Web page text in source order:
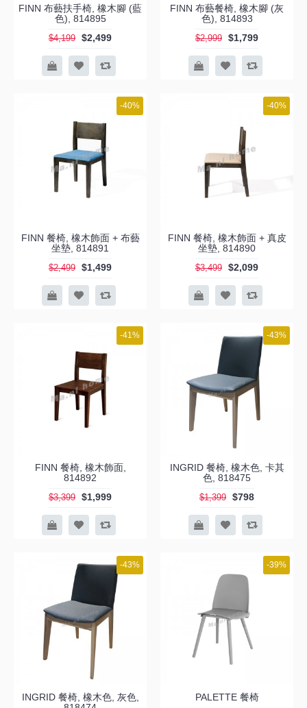
FINN 布藝扶手椅, 橡木腳 (藍
色), 814895
$4,199 $2,499
FINN 布藝餐椅, 橡木腳 (灰
色), 814893
$2,999 $1,799
-40%
FINN 餐椅, 橡木飾面 + 布藝
坐墊, 814891
$2,499 $1,499
-40%
FINN 餐椅, 橡木飾面 + 真皮
坐墊, 814890
$3,499 $2,099
-41%
FINN 餐椅, 橡木飾面,
814892
$3,399 $1,999
-43%
INGRID 餐椅, 橡木色, 卡其
色, 818475
$1,399 $798
-43%
INGRID 餐椅, 橡木色, 灰色,
-39%
PALETTE 餐椅